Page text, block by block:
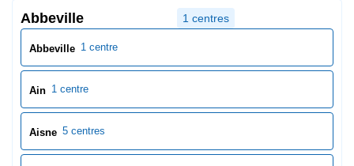
Abbeville 1 centres
Abbeville 1 centre
Ain 1 centre
Aisne 5 centres